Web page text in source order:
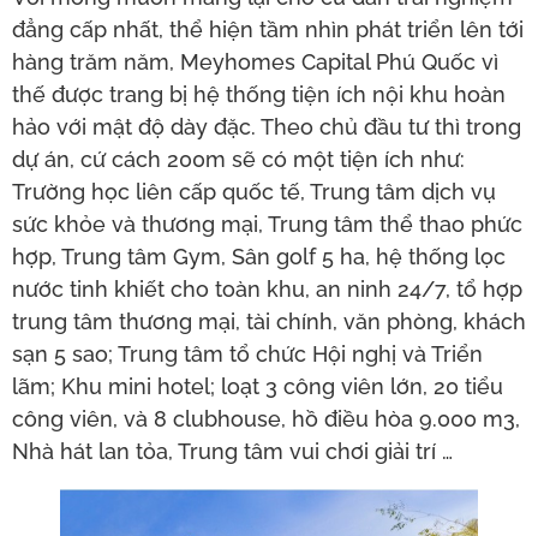
đẳng cấp nhất, thể hiện tầm nhìn phát triển lên tới
hàng trăm năm, Meyhomes Capital Phú Quốc vì
thế được trang bị hệ thống tiện ích nội khu hoàn
hảo với mật độ dày đặc. Theo chủ đầu tư thì trong
dự án, cứ cách 200m sẽ có một tiện ích như:
Trường học liên cấp quốc tế, Trung tâm dịch vụ
sức khỏe và thương mại, Trung tâm thể thao phức
hợp, Trung tâm Gym, Sân golf 5 ha, hệ thống lọc
nước tinh khiết cho toàn khu, an ninh 24/7, tổ hợp
trung tâm thương mại, tài chính, văn phòng, khách
sạn 5 sao; Trung tâm tổ chức Hội nghị và Triển
lãm; Khu mini hotel; loạt 3 công viên lớn, 20 tiểu
công viên, và 8 clubhouse, hồ điều hòa 9.000 m3,
Nhà hát lan tỏa, Trung tâm vui chơi giải trí …